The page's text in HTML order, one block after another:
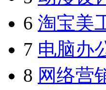
6 淘宝美
7 电脑办
8 网络营